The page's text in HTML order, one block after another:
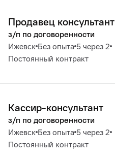
Продавец консультант
з/п по договоренности
Ижевск Без опыта 5 через 2
Постоянный контракт
Кассир-консультант
з/п по договоренности
Ижевск Без опыта 5 через 2
Постоянный контракт